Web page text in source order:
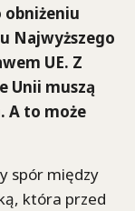
obniżeniu
Najwyższego
UE. Z
Unii muszą
A to może
spór między
która przed